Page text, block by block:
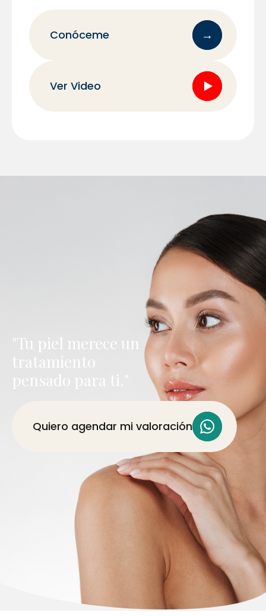
Conóceme →
Ver Video
"Tu piel merece un
tratamiento
pensado para ti."
Quiero agendar mi valoración